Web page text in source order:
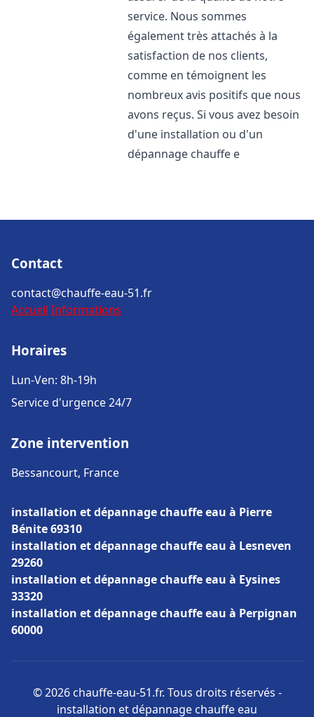
service. Nous sommes
également très attachés à la
satisfaction de nos clients,
comme en témoignent les
nombreux avis positifs que nous
avons reçus. Si vous avez besoin
d'une installation ou d'un
dépannage chauffe e
Contact
contact@chauffe-eau-51.fr
Accueil Informations
Horaires
Lun-Ven: 8h-19h
Service d'urgence 24/7
Zone intervention
Bessancourt, France
installation et dépannage chauffe eau à Pierre
Bénite 69310
installation et dépannage chauffe eau à Lesneven
29260
installation et dépannage chauffe eau à Eysines
33320
installation et dépannage chauffe eau à Perpignan
60000
© 2026 chauffe-eau-51.fr. Tous droits réservés -
installation et dépannage chauffe eau